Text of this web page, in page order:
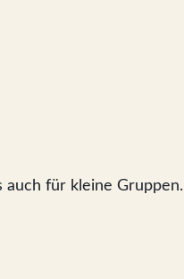
für kleine Gruppen.